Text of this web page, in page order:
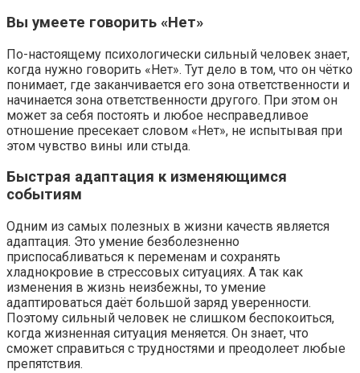
Вы умеете говорить «Нет»
По-настоящему психологически сильный человек знает,
когда нужно говорить «Нет». Тут дело в том, что он чётко
понимает, где заканчивается его зона ответственности и
начинается зона ответственности другого. При этом он
может за себя постоять и любое несправедливое
отношение пресекает словом «Нет», не испытывая при
этом чувство вины или стыда.
Быстрая адаптация к изменяющимся
событиям
Одним из самых полезных в жизни качеств является
адаптация. Это умение безболезненно
приспосабливаться к переменам и сохранять
хладнокровие в стрессовых ситуациях. А так как
изменения в жизнь неизбежны, то умение
адаптироваться даёт большой заряд уверенности.
Поэтому сильный человек не слишком беспокоиться,
когда жизненная ситуация меняется. Он знает, что
сможет справиться с трудностями и преодолеет любые
препятствия.